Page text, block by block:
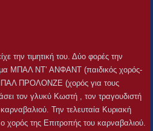
την τιμητική του. Δύο φορές την
ΜΠΑΛ ΝΤ’ ΑΝΦΑΝΤ (παιδικός χορός-
ΠΡΟΛΟΝΖΕ (χορός για τους
τον γλυκύ Κωστή , τον τραγουδιστή
Την τελευταία Κυριακή
χορός της Επιτροπής του καρναβαλιού.